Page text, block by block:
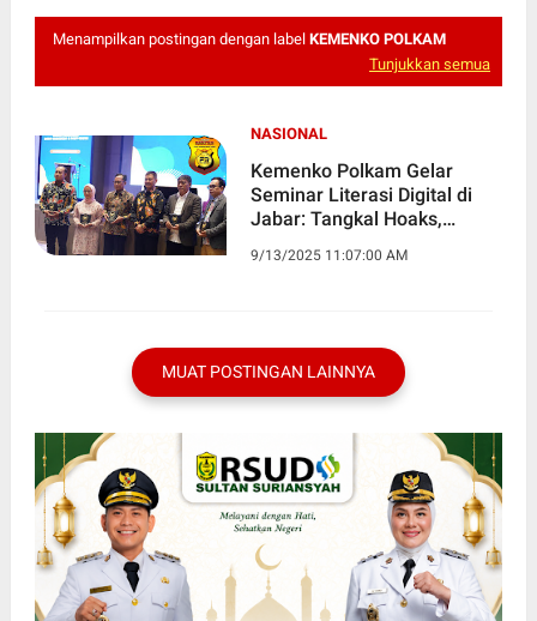
Menampilkan postingan dengan label KEMENKO POLKAM
Tunjukkan semua
NASIONAL
Kemenko Polkam Gelar
Seminar Literasi Digital di
Jabar: Tangkal Hoaks,
Disinformasi
9/13/2025 11:07:00 AM
MUAT POSTINGAN LAINNYA